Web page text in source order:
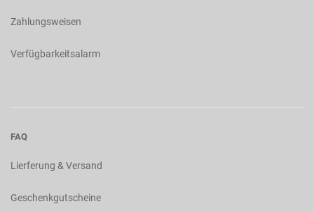
Zahlungsweisen
Verfügbarkeitsalarm
FAQ
Lierferung & Versand
Geschenkgutscheine